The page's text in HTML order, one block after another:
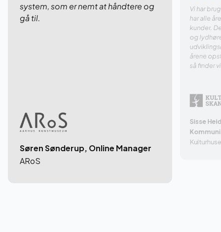
system, som er nemt at håndtere og
gå til.
Søren Sønderup, Online Manager
ARoS
Vi har
har alle
kunder.
og
årene
så finder
Sisse